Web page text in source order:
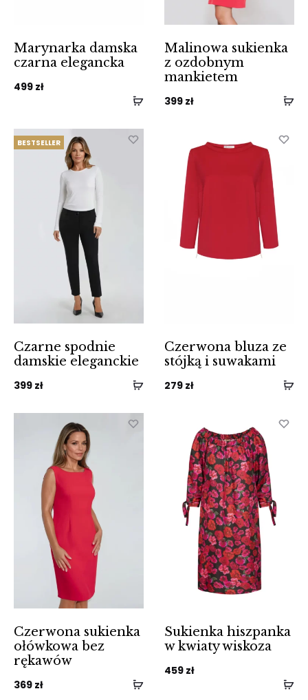
Marynarka damska
czarna elegancka
499 zł
Malinowa sukienka
z ozdobnym
mankietem
399 zł
BESTSELLER
Czarne spodnie
damskie eleganckie
399 zł
Czerwona bluza ze
stójką i suwakami
279 zł
Czerwona sukienka
ołówkowa bez
rękawów
369 zł
Sukienka hiszpanka
w kwiaty wiskoza
459 zł